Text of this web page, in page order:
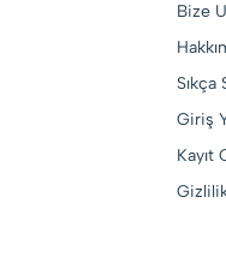
Bize
Sıkça
Giriş
Kayıt